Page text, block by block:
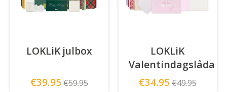
LOKLiK julbox
€39.95€59.95
LOKLiK
Valentindagslåda
€34.95€49.95